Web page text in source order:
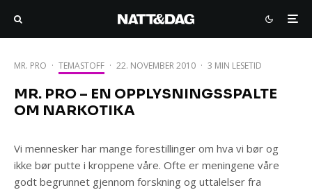
MR. PRO · TEMASTOFF · 22. NOVEMBER 2010 · 3 MIN LESETID
MR. PRO – EN OPPLYSNINGSSPALTE
OM NARKOTIKA
Vi mennesker har mange forestillinger om hva vi bør og
ikke bør putte i kroppene våre. Ofte er meningene våre
godt begrunnet gjennom forskning og uttalelser fra